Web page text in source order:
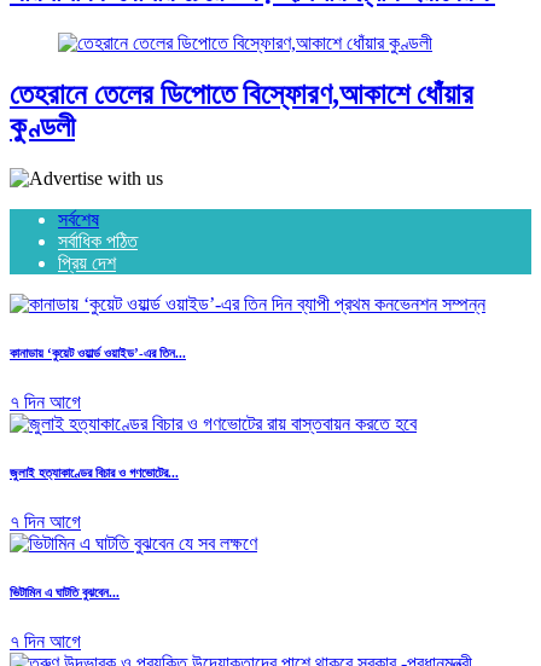
তেহরানে তেলের ডিপোতে বিস্ফোরণ,আকাশে ধোঁয়ার
কুণ্ডলী
সর্বশেষ
সর্বাধিক পঠিত
প্রিয় দেশ
কানাডায় ‘কুয়েট ওয়ার্ল্ড ওয়াইড’-এর তিন...
৭ দিন আগে
জুলাই হত্যাকাণ্ডের বিচার ও গণভোটের...
৭ দিন আগে
ভিটামিন এ ঘাটতি বুঝবেন...
৭ দিন আগে